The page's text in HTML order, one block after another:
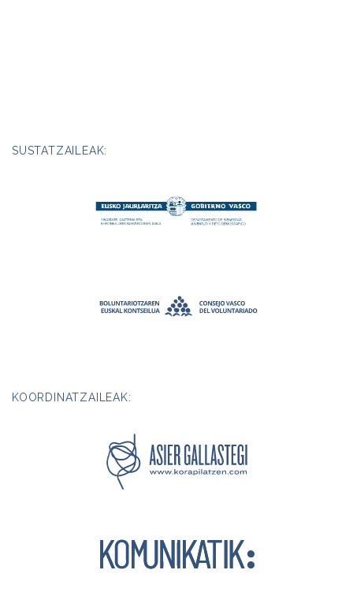
SUSTATZAILEAK:
KOORDINATZAILEAK: